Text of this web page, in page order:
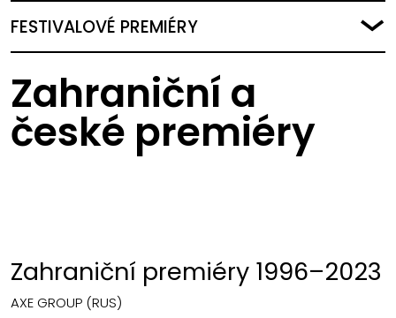
FESTIVALOVÉ PREMIÉRY
Zahraniční a
české premiéry
Zahraniční premiéry 1996–2023
AXE GROUP (RUS)